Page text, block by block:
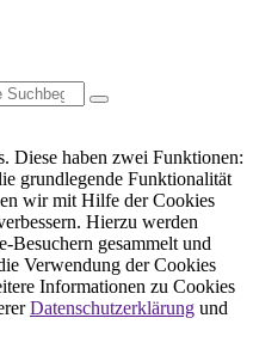
Diese haben zwei Funktionen:
grundlegende Funktionalität
wir mit Hilfe der Cookies
Hierzu werden
Besuchern gesammelt und
Verwendung der Cookies
Informationen zu Cookies
Datenschutzerklärung und